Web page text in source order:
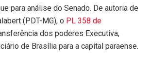
para análise do Senado. De autoria de
(PDT-MG), o PL 358 de
dos poderes Executiva,
de Brasília para a capital paraense.